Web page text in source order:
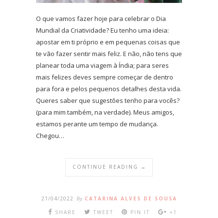
O que vamos fazer hoje para celebrar o Dia
Mundial da Criatividade? Eu tenho uma ideia:
apostar em ti próprio e em pequenas coisas que
te vão fazer sentir mais feliz. E não, não tens que
planear toda uma viagem à Índia; para seres
mais felizes deves sempre começar de dentro
para fora e pelos pequenos detalhes desta vida.
Queres saber que sugestões tenho para vocês?
(para mim também, na verdade). Meus amigos,
estamos perante um tempo de mudança.
Chegou…
CONTINUE READING →
21/04/2022 By CATARINA ALVES DE SOUSA
SHARE
TWEET PIN IT +1